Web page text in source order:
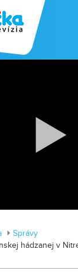
Výrobe medu
Správy
hádzanej v